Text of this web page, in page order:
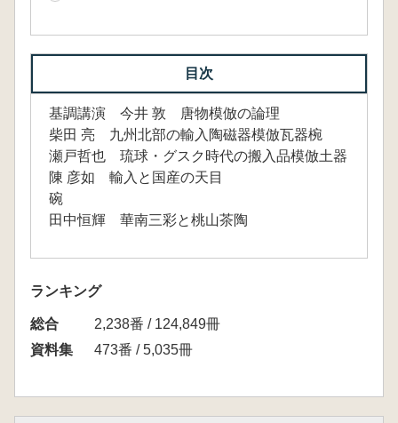
目次
基調講演 今井 敦 唐物模倣の論理
柴田 亮 九州北部の輸入陶磁器模倣瓦器椀
瀬戸哲也 琉球・グスク時代の搬入品模倣土器
陳 彦如 輸入と国産の天目
碗
田中恒輝 華南三彩と桃山茶陶
ランキング
総合
2,238番 / 124,849冊
資料集
473番 / 5,035冊